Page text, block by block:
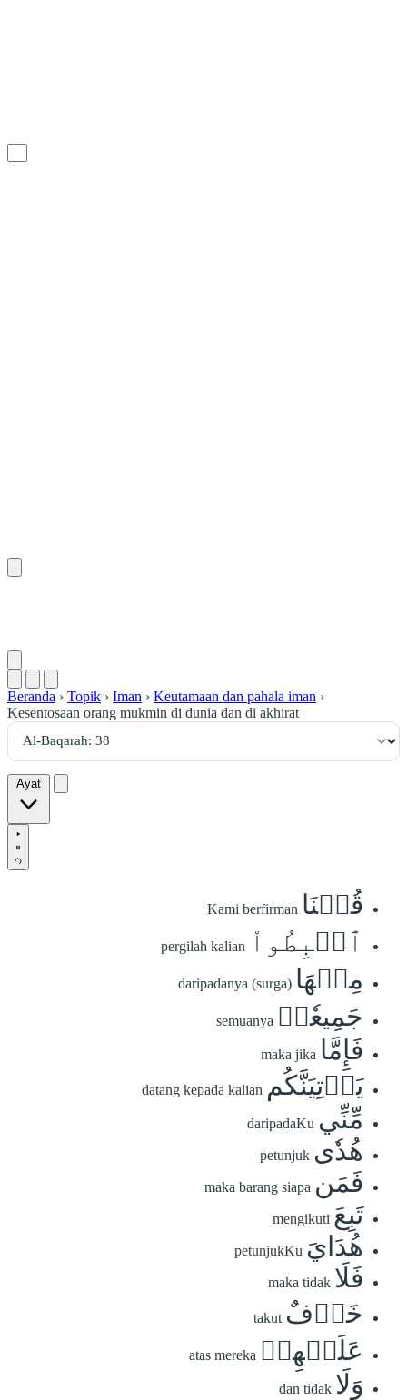
Beranda › Topik › Iman › Keutamaan dan pahala iman ›
Kesentosaan orang mukmin di dunia dan di akhirat
Ayat
قُلۡنَا Kami berfirman
ٱهۡبِطُواْ pergilah kalian
مِنۡهَا daripadanya (surga)
جَمِيعٗاۖ semuanya
فَإِمَّا maka jika
يَأۡتِيَنَّكُم datang kepada kalian
مِّنِّي daripadaKu
هُدٗى petunjuk
فَمَن maka barang siapa
تَبِعَ mengikuti
هُدَايَ petunjukKu
فَلَا maka tidak
خَوۡفٌ takut
عَلَيۡهِمۡ atas mereka
وَلَا dan tidak